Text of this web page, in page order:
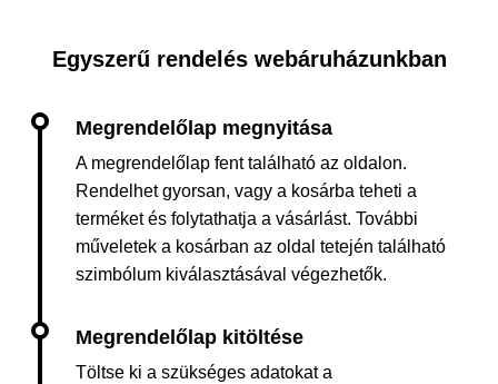
Egyszerű rendelés webáruházunkban
A megrendelőlap fent található az oldalon.
Rendelhet gyorsan, vagy a kosárba teheti a
terméket és folytathatja a vásárlást. További
műveletek a kosárban az oldal tetején található
szimbólum kiválasztásával végezhetők.
Töltse ki a szükséges adatokat a